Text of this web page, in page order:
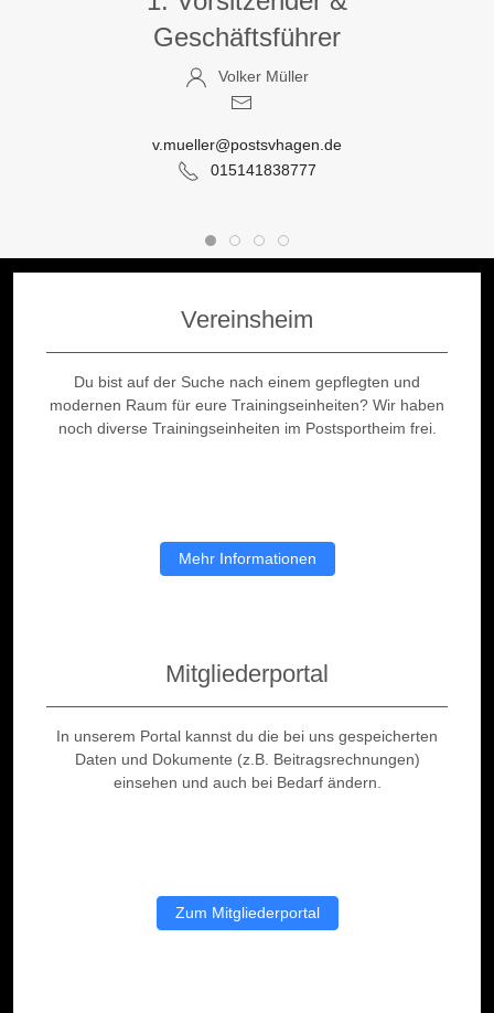
Geschäftsführer
Volker Müller
v.mueller@postsvhagen.de
015141838777
Vereinsheim
Du bist auf der Suche nach einem gepflegten und
modernen Raum für eure Trainingseinheiten? Wir haben
noch diverse Trainingseinheiten im Postsportheim frei.
Mehr Informationen
Mitgliederportal
In unserem Portal kannst du die bei uns gespeicherten
Daten und Dokumente (z.B. Beitragsrechnungen)
einsehen und auch bei Bedarf ändern.
Zum Mitgliederportal